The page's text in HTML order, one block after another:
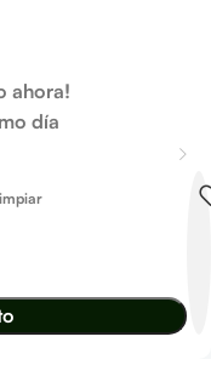
ahora!
día